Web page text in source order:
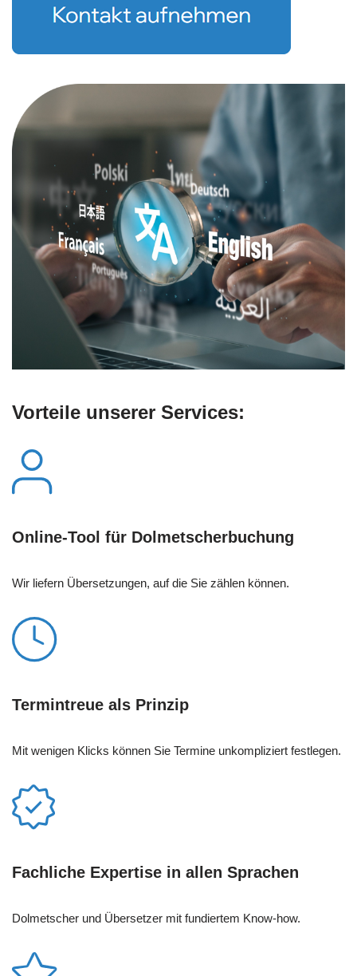
Vorteile unserer Services:
Online-Tool für Dolmetscherbuchung
Wir liefern Übersetzungen, auf die Sie zählen können.
Termintreue als Prinzip
Mit wenigen Klicks können Sie Termine unkompliziert festlegen.
Fachliche Expertise in allen Sprachen
Dolmetscher und Übersetzer mit fundiertem Know-how.